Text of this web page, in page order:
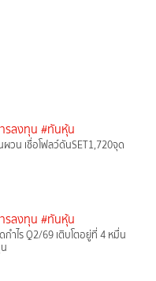
รลงทุน #ทันหุ้น
นผวน เชื่อโฟลว์ดันSET1,720จุด
รลงทุน #ทันหุ้น
กำไร Q2/69 เติบโตอยู่ที่ 4 หมื่น